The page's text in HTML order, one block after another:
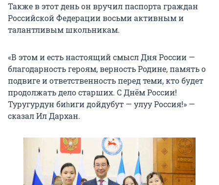
Также в этот день он вручил паспорта граждан
Российской Федерации восьми активным и
талантливым школьникам.
«В этом и есть настоящий смысл Дня России —
благодарность героям, верность Родине, память о
подвиге и ответственность перед теми, кто будет
продолжать дело старших. С Днём России!
Туругурдун биһиги дойдубут — улуу Россия!» —
сказал Ил Дархан.